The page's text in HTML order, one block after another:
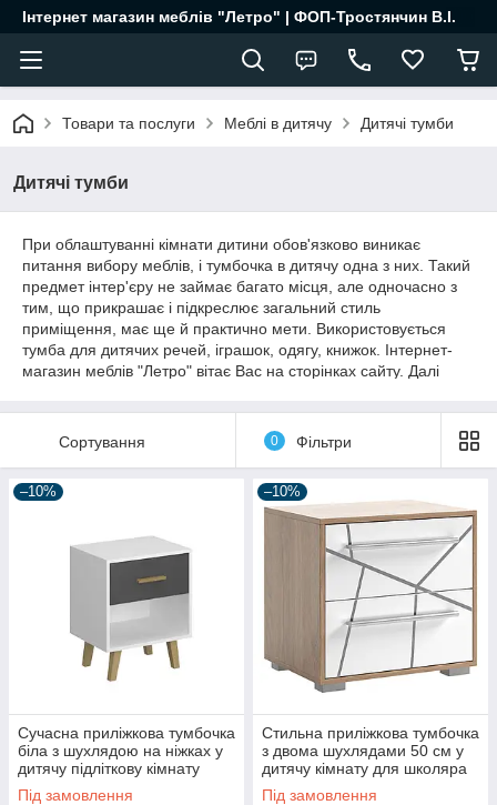
Інтернет магазин меблів "Летро" | ФОП-Тростянчин В.І.
Товари та послуги Меблі в дитячу Дитячі тумби
Дитячі тумби
При облаштуванні кімнати дитини обов'язково виникає
питання вибору меблів, і тумбочка в дитячу одна з них. Такий
предмет інтер'єру не займає багато місця, але одночасно з
тим, що прикрашає і підкреслює загальний стиль
приміщення, має ще й практично мети. Використовується
тумба для дитячих речей, іграшок, одягу, книжок. Інтернет-
магазин меблів "Летро" вітає Вас на сторінках сайту. Далі
звертати увагу при підборі меблів.
Тумби приліжкові дитячі - вдалий елемент меблів, якщо в
дитячій кімнаті достатньо місця. А ще це зручно, адже у
дитини з'являється особисте простір для власних дрібниць, а
також зона відповідальності. Інтернет-магазин приліжкових
тумб для дітей радий вітати на сторінках сайту "Letro".
Виготовляємо меблі для дітей і дорослих, за готовими
ескізами і під замовлення. У каталозі представлені
найрізноманітніші моделі тумбочок за стилем і ціною.
Виробники це - українські меблеві фабрики, наприклад Скай,
Сокме, Gerbor або бюджетні варіанти від "Меблі-сервіс".
Сортування 0 Фільтри
–10%
Сучасна приліжкова тумбочка
біла з шухлядою на ніжках у
дитячу підліткову кімнату
Тіммі ВМВ Холдинг
Під замовлення
–10%
Стильна приліжкова тумбочка
з двома шухлядами 50 см у
дитячу кімнату для школяра
підлітка Тоні Світ Меблів
Під замовлення